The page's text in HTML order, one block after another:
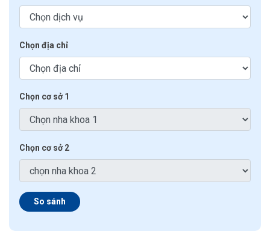
Chọn địa chỉ
Chọn cơ sở 1
Chọn cơ sở 2
So sánh